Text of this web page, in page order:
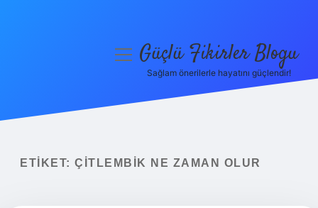
Yasal Uyarı
menüyüGüçlü Fikirler Blogu
Sağlam önerilerle hayatını güçlendir!
ETIKET: ÇITLEMBIK NE ZAMAN OLUR